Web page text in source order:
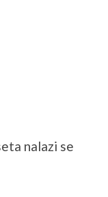
nalazi se